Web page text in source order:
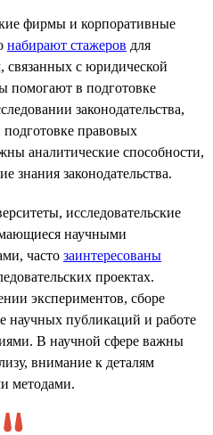
фирмы и корпоративные
набирают стажеров для
связанных с юридической
помогают в подготовке
законодательства,
подготовке правовых
аналитические способности,
знания законодательства.
исследовательские
научными
часто заинтересованы
проектах.
экспериментов, сборе
научных публикаций и работе
В научной сфере важны
внимание к деталям
методами.